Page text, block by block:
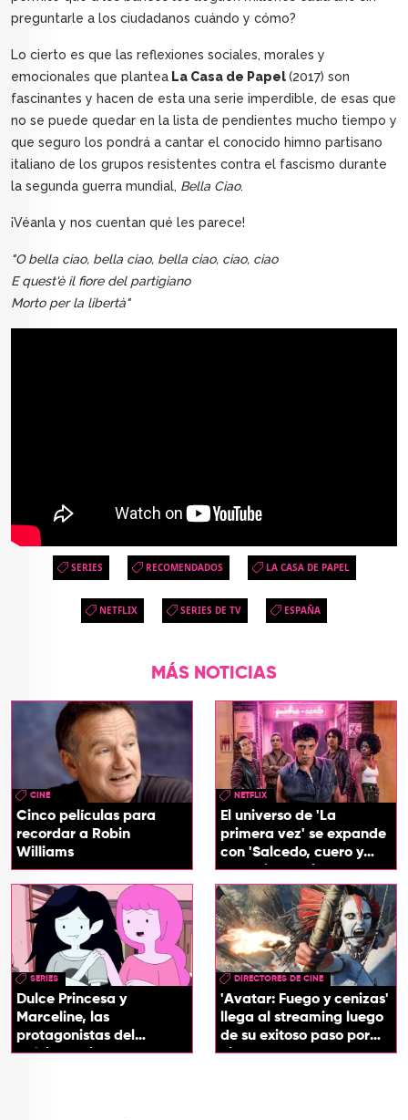
preguntarle a los ciudadanos cuándo y cómo?
Lo cierto es que las reflexiones sociales, morales y
emocionales que plantea La Casa de Papel(2017) son
fascinantes y hacen de esta una serie imperdible, de esas que
no se puede quedar en la lista de pendientes mucho tiempo y
que seguro los pondrá a cantar el conocido himno partisano
italiano de los grupos resistentes contra el fascismo durante
la segunda guerra mundial, Bella Ciao.
¡Véanla y nos cuentan qué les parece!
"O bella ciao, bella ciao, bella ciao, ciao, ciao
E quest'è il fiore del partigiano
Morto per la libertà"
SERIES RECOMENDADOS LA CASA DE PAPEL
NETFLIX SERIES DE TV ESPAÑA
MÁS NOTICIAS
CINE
Cinco películas para
recordar a Robin
Williams
NETFLIX
El universo de 'La
primera vez' se expande
con 'Salcedo, cuero y
boogaloo', spin off
SERIES
Dulce Princesa y
Marceline, las
protagonistas del
próximo spin-off de 'Hora
DIRECTORES DE CINE
'Avatar: Fuego y cenizas'
llega al streaming luego
de su exitoso paso por
cines